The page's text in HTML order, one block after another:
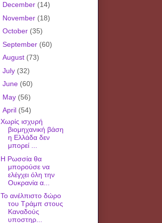
December (14)
November (18)
October (35)
September (60)
August (73)
July (32)
June (60)
May (56)
April (54)
Χωρίς ισχυρή
βιομηχανική βάση
η Ελλάδα δεν
μπορεί ...
Η Ρωσσία θα
μπορούσε να
ελέγχει όλη την
Ουκρανία α...
Το ανέλπιστο δώρο
του Τράμπ στους
Καναδούς
υποστηρ...